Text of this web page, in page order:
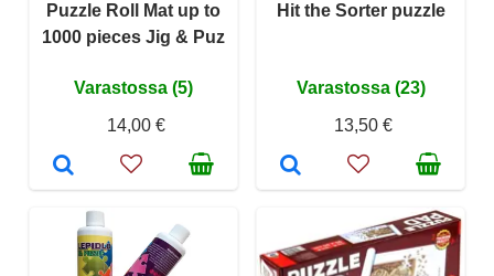
Puzzle Roll Mat up to
1000 pieces Jig & Puz
Varastossa (5)
14,00 €
Hit the Sorter puzzle
Varastossa (23)
13,50 €